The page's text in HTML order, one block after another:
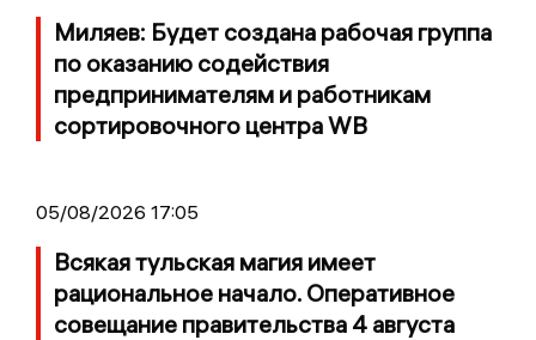
Миляев: Будет создана рабочая группа
по оказанию содействия
предпринимателям и работникам
сортировочного центра WB
05/08/2026 17:05
Всякая тульская магия имеет
рациональное начало. Оперативное
совещание правительства 4 августа